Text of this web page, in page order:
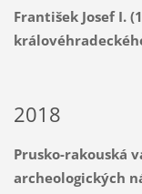
František Josef I.
2018
Prusko-rakouská
archeologických